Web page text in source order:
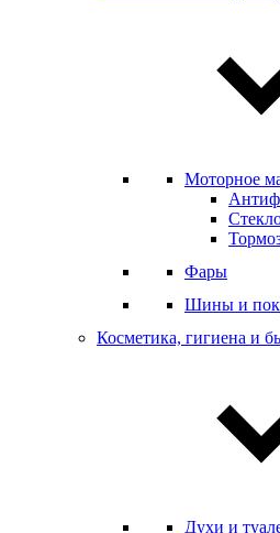
Моторное
Фары
Шины и
Косметика, гигиена и
Духи и